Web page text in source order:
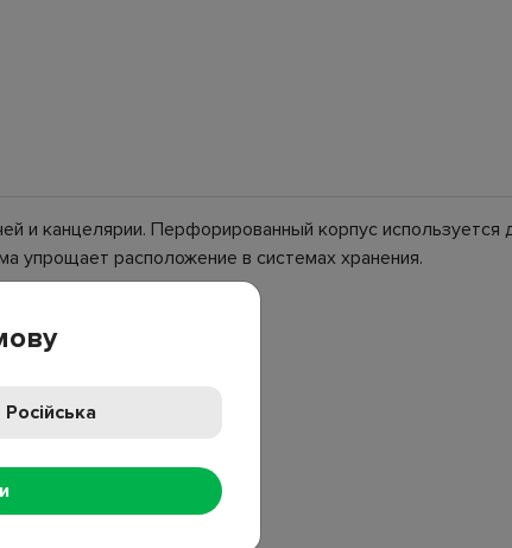
и канцелярии. Перфорированный корпус
упрощает расположение в системах хранения.
Російська